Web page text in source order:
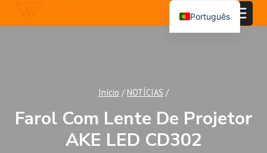
para
Início / NOTÍCIAS /
Farol Com Lente De Projetor
AKE LED CD302
Português
English